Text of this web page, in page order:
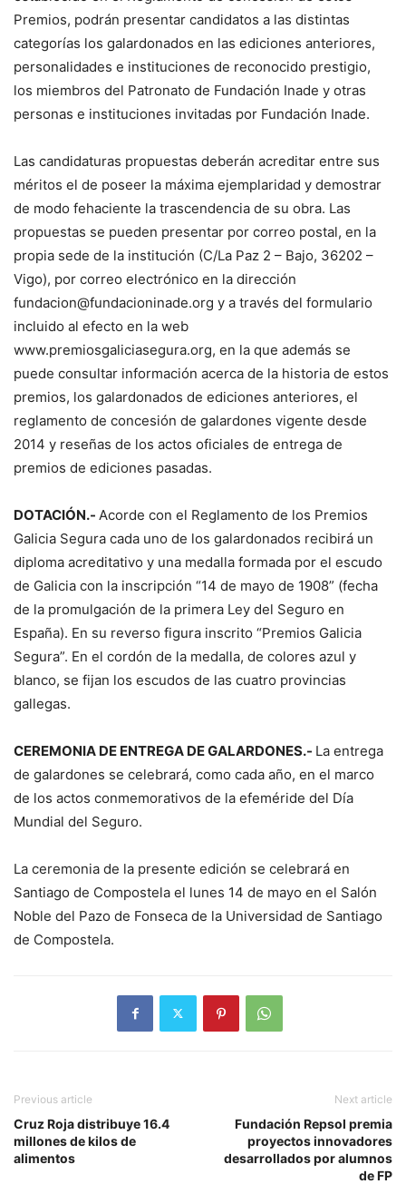
Premios, podrán presentar candidatos a las distintas
categorías los galardonados en las ediciones anteriores,
personalidades e instituciones de reconocido prestigio,
los miembros del Patronato de Fundación Inade y otras
personas e instituciones invitadas por Fundación Inade.
Las candidaturas propuestas deberán acreditar entre sus
méritos el de poseer la máxima ejemplaridad y demostrar
de modo fehaciente la trascendencia de su obra. Las
propuestas se pueden presentar por correo postal, en la
propia sede de la institución (C/La Paz 2 – Bajo, 36202 –
Vigo), por correo electrónico en la dirección
fundacion@fundacioninade.org y a través del formulario
incluido al efecto en la web
www.premiosgaliciasegura.org, en la que además se
puede consultar información acerca de la historia de estos
premios, los galardonados de ediciones anteriores, el
reglamento de concesión de galardones vigente desde
2014 y reseñas de los actos oficiales de entrega de
premios de ediciones pasadas.
DOTACIÓN.- Acorde con el Reglamento de los Premios
Galicia Segura cada uno de los galardonados recibirá un
diploma acreditativo y una medalla formada por el escudo
de Galicia con la inscripción “14 de mayo de 1908” (fecha
de la promulgación de la primera Ley del Seguro en
España). En su reverso figura inscrito “Premios Galicia
Segura”. En el cordón de la medalla, de colores azul y
blanco, se fijan los escudos de las cuatro provincias
gallegas.
CEREMONIA DE ENTREGA DE GALARDONES.- La entrega
de galardones se celebrará, como cada año, en el marco
de los actos conmemorativos de la efeméride del Día
Mundial del Seguro.
La ceremonia de la presente edición se celebrará en
Santiago de Compostela el lunes 14 de mayo en el Salón
Noble del Pazo de Fonseca de la Universidad de Santiago
de Compostela.
Previous article
Cruz Roja distribuye 16.4
millones de kilos de
alimentos
Next article
Fundación Repsol premia
proyectos innovadores
desarrollados por alumnos
de FP